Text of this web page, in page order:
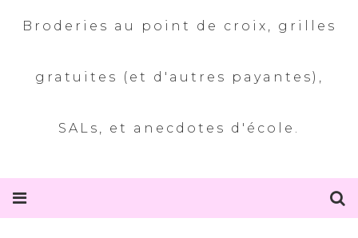
Broderies au point de croix, grilles
gratuites (et d'autres payantes),
SALs, et anecdotes d'école.